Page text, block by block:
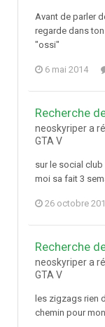
Avant de parler
regarde dans
"ossi"
6 mai 2014
Recherche
neoskyriper a
GTA V
sur le social
moi sa fait 3
26 octobre
Recherche
neoskyriper a
GTA V
les zigzags rien
chemin pour